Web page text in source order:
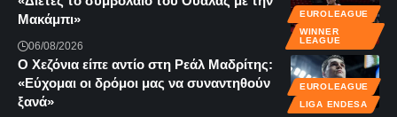
EUROLEAGUE
WINNER
LEAGUE
Μακάμπι»
06/08/2026
EUROLEAGUE
LIGA ENDESA
Ο Χεζόνια είπε αντίο στη Ρεάλ Μαδρίτης:
«Εύχομαι οι δρόμοι μας να συναντηθούν
ξανά»